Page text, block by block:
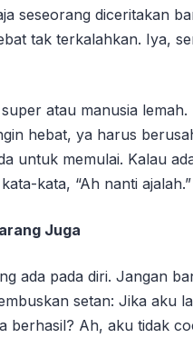
seseorang diceritakan
tak terkalahkan. Iya,
atau manusia
hebat, ya harus
untuk memulai. Kalau
kata, “Ah nanti
Juga
ada pada diri. Jangan
setan: Jika aku
berhasil? Ah, aku tidak